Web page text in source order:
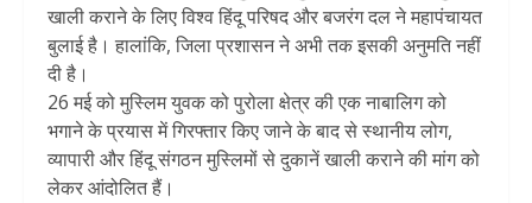
खाली कराने के लिए विश्‍व हिंदू परिषद और बजरंग दल ने महापंचायत
बुलाई है। हालांकि, जिला प्रशासन ने अभी तक इसकी अनुमति नहीं
दी है।
26 मई को मुस्लिम युवक को पुरोला क्षेत्र की एक नाबालिग को
भगाने के प्रयास में गिरफ्तार किए जाने के बाद से स्‍थानीय लोग,
व्‍यापारी और हिंदू संगठन मुस्लिमों से दुकानें खाली कराने की मांग को
लेकर आंदोलित हैं।